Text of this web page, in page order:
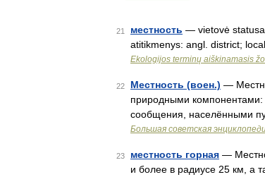
21 местность — vietovė
atitikmenys: angl. district;
Ekologijos terminų aiškinamasis
22 Местность (воен.) —
природными компонентами:
сообщения, населёнными
Большая советская
23 местность горная —
и более в радиусе 25 км, а